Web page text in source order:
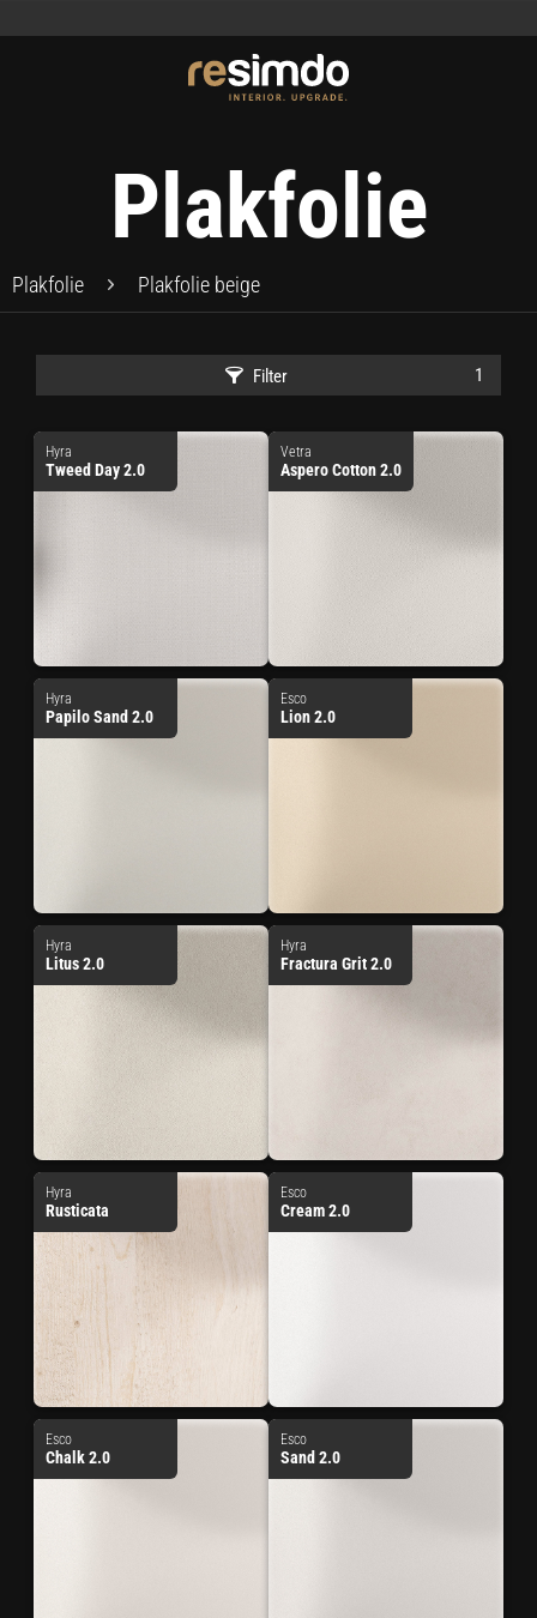
Plakfolie
Plakfolie Plakfolie beige
Filter 1
Hyra
Tweed Day 2.0
Vetra
Aspero Cotton 2.0
Hyra
Papilo Sand 2.0
Esco
Lion 2.0
Hyra
Litus 2.0
Hyra
Fractura Grit 2.0
Hyra
Rusticata
Esco
Cream 2.0
Esco
Chalk 2.0
Esco
Sand 2.0